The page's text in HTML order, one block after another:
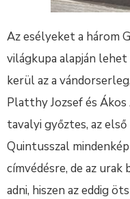
Az esélyeket a három
világkupa alapján
kerül az a
Platthy Jozsef és
tavalyi győztes, az
Quintusszal
címvédésre, de az
adni, hiszen az eddig